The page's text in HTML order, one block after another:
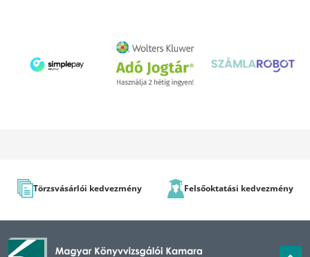
Törzsvásárlói kedvezmény Felsőoktatási kedvezmény